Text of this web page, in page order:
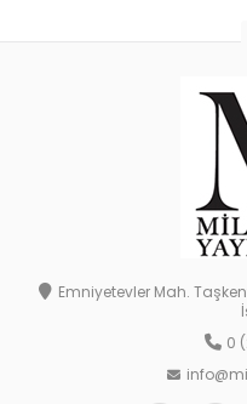
Emniyetevler Mah.
0